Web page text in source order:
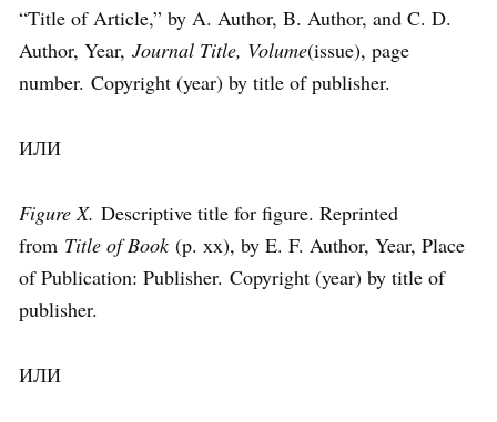
“Title of Article,” by A. Author, B. Author, and C. D.
Author, Year, Journal Title, Volume(issue), page
number. Copyright (year) by title of publisher.
ИЛИ
Figure X. Descriptive title for figure. Reprinted
from Title of Book (p. xx), by E. F. Author, Year, Place
of Publication: Publisher. Copyright (year) by title of
publisher.
ИЛИ